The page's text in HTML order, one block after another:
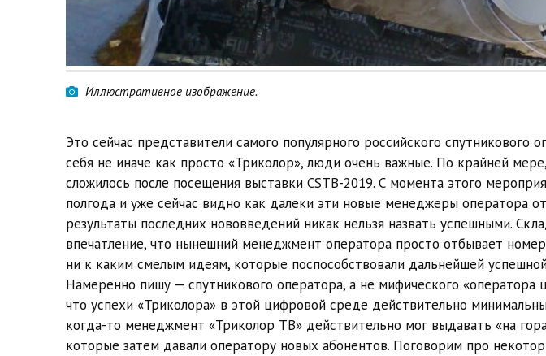
Иллюстративное изображение.
Это сейчас представители самого популярного российского спутникового
себя не иначе как просто «Триколор», люди очень важные. По крайней
сложилось после посещения выставки CSTB-2019. С момента этого
полгода и уже сейчас видно как далеки эти новые менеджеры оператора
результаты последних нововведений никак нельзя назвать успешными.
впечатление, что нынешний менеджмент оператора просто отбывает
ни к каким смелым идеям, которые поспособствовали дальнейшей
Намеренно пишу — спутникового оператора, а не мифического «оператора
что успехи «Триколора» в этой цифровой среде действительно
когда-то менеджмент «Триколор ТВ» действительно мог выдавать «на
которые затем давали оператору новых абонентов. Поговорим про